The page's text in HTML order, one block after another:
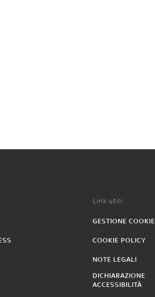
Link utili:
GESTIONE COOKIE
COOKIE POLICY
NOTE LEGALI
DICHIARAZIONE
ACCESSIBILITÀ